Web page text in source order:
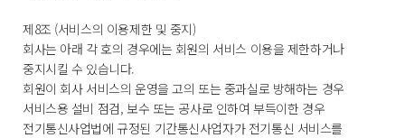
제8조 (서비스의 이용제한 및 중지)
회사는 아래 각 호의 경우에는 회원의 서비스 이용을 제한하거나
중지시킬 수 있습니다.
회원이 회사 서비스의 운영을 고의 또는 중과실로 방해하는 경우
서비스용 설비 점검, 보수 또는 공사로 인하여 부득이한 경우
전기통신사업법에 규정된 기간통신사업자가 전기통신 서비스를